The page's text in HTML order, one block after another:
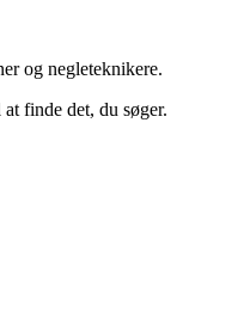
og negleteknikere.
finde det, du søger.